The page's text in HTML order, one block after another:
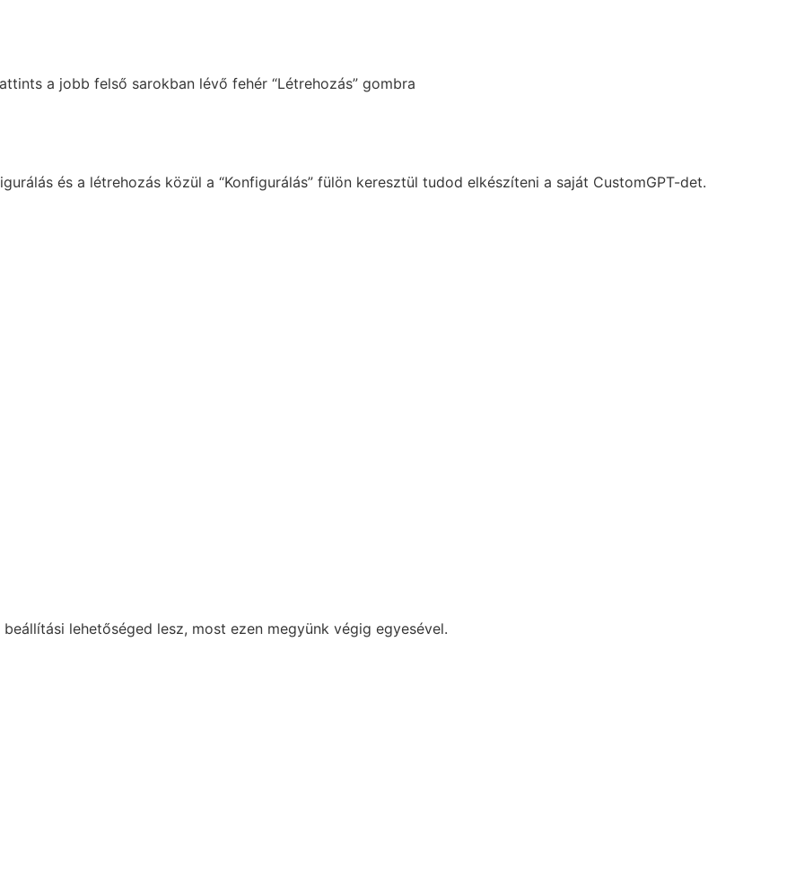
a jobb felső sarokban lévő fehér “Létrehozás” gombra
és a létrehozás közül a “Konfigurálás” fülön keresztül tudod elkészíteni a saját CustomGPT-det.
beállítási lehetőséged lesz, most ezen megyünk végig egyesével.